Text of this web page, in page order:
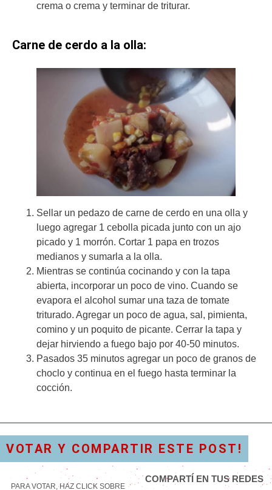
crema o crema y terminar de triturar.
Carne de cerdo a la olla:
Sellar un pedazo de carne de cerdo en una olla y
luego agregar 1 cebolla picada junto con un ajo
picado y 1 morrón. Cortar 1 papa en trozos
medianos y sumarla a la olla.
Mientras se continúa cocinando y con la tapa
abierta, incorporar un poco de vino. Cuando se
evapora el alcohol sumar una taza de tomate
triturado. Agregar un poco de agua, sal, pimienta,
comino y un poquito de picante. Cerrar la tapa y
dejar hirviendo a fuego bajo por 40-50 minutos.
Pasados 35 minutos agregar un poco de granos de
choclo y continua en el fuego hasta terminar la
cocción.
VOTAR Y COMPARTIR ESTE POST!
PARA VOTAR, HAZ CLICK SOBRE
COMPARTÍ EN TUS REDES